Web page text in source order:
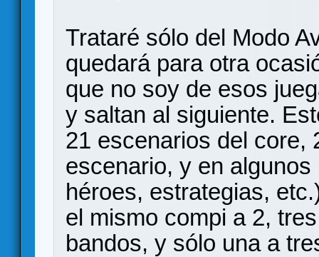
Trataré sólo del Modo
quedará para otra
que no soy de esos
y saltan al siguiente.
21 escenarios del core,
escenario, y en
héroes, estrategias,
el mismo compi a 2,
bandos, y sólo una a